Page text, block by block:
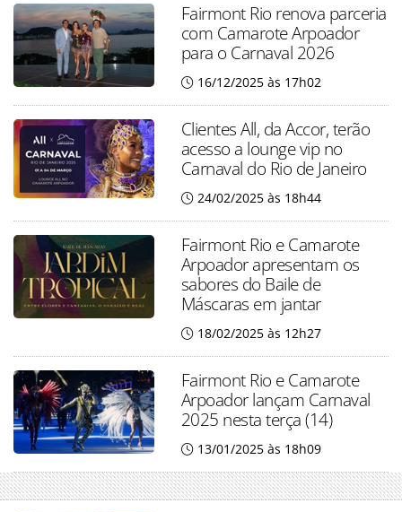
Fairmont Rio renova parceria
com Camarote Arpoador
para o Carnaval 2026
16/12/2025 às 17h02
Clientes All, da Accor, terão
acesso a lounge vip no
Carnaval do Rio de Janeiro
24/02/2025 às 18h44
Fairmont Rio e Camarote
Arpoador apresentam os
sabores do Baile de
Máscaras em jantar
18/02/2025 às 12h27
Fairmont Rio e Camarote
Arpoador lançam Carnaval
2025 nesta terça (14)
13/01/2025 às 18h09